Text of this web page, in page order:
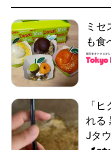
ミセ
も食
「
れる
Jタ